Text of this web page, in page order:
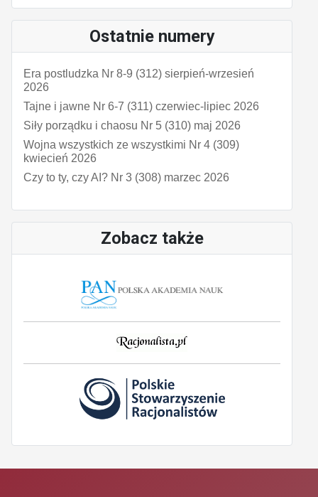
Ostatnie numery
Era postludzka Nr 8-9 (312) sierpień-wrzesień
2026
Tajne i jawne Nr 6-7 (311) czerwiec-lipiec 2026
Siły porządku i chaosu Nr 5 (310) maj 2026
Wojna wszystkich ze wszystkimi Nr 4 (309)
kwiecień 2026
Czy to ty, czy AI? Nr 3 (308) marzec 2026
Zobacz także